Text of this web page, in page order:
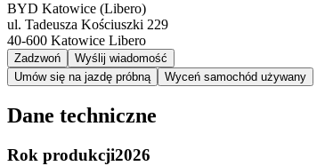
BYD Katowice (Libero)
ul. Tadeusza Kościuszki 229
40-600 Katowice Libero
Zadzwoń
Wyślij wiadomość
Umów się na jazdę próbną
Wyceń samochód używany
Dane techniczne
Rok produkcji2026